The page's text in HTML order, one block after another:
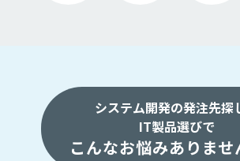
システム開発の発注先探
IT製品選びで
こんなお悩みありませ